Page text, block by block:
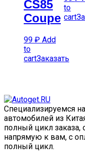
CS85
Coupe
99 ₽ Add
to
cartЗаказать
to
cart
Специализируемся
автомобилей из
полный цикл заказа,
напрямую к вам, с
полный цикл.